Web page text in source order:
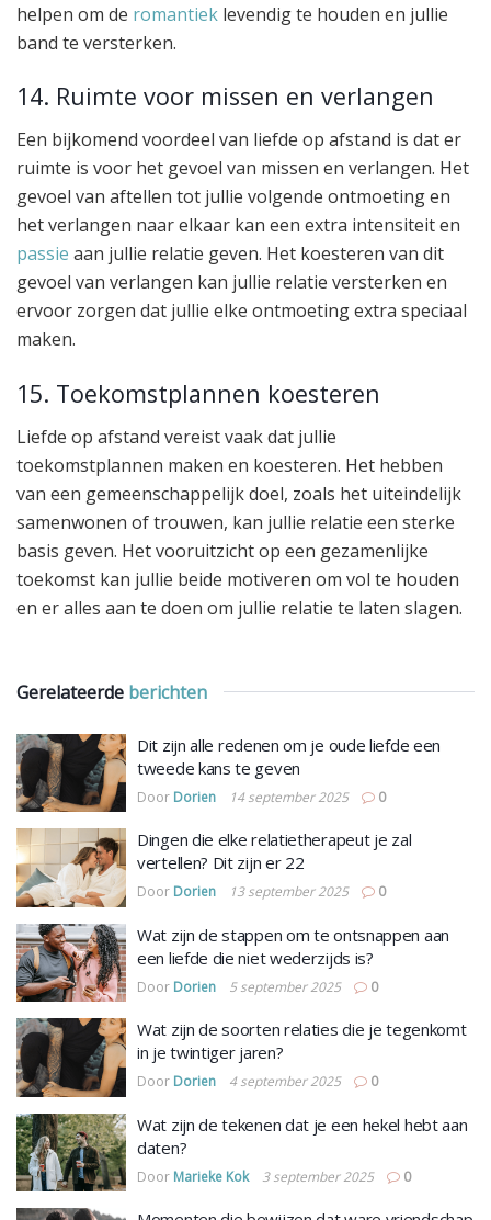
helpen om de romantiek levendig te houden en jullie
band te versterken.
14. Ruimte voor missen en verlangen
Een bijkomend voordeel van liefde op afstand is dat er
ruimte is voor het gevoel van missen en verlangen. Het
gevoel van aftellen tot jullie volgende ontmoeting en
het verlangen naar elkaar kan een extra intensiteit en
passie aan jullie relatie geven. Het koesteren van dit
gevoel van verlangen kan jullie relatie versterken en
ervoor zorgen dat jullie elke ontmoeting extra speciaal
maken.
15. Toekomstplannen koesteren
Liefde op afstand vereist vaak dat jullie
toekomstplannen maken en koesteren. Het hebben
van een gemeenschappelijk doel, zoals het uiteindelijk
samenwonen of trouwen, kan jullie relatie een sterke
basis geven. Het vooruitzicht op een gezamenlijke
toekomst kan jullie beide motiveren om vol te houden
en er alles aan te doen om jullie relatie te laten slagen.
Gerelateerde berichten
Dit zijn alle redenen om je oude liefde een
tweede kans te geven
Door Dorien 14 september 2025 0
Dingen die elke relatietherapeut je zal
vertellen? Dit zijn er 22
Door Dorien 13 september 2025 0
Wat zijn de stappen om te ontsnappen aan
een liefde die niet wederzijds is?
Door Dorien 5 september 2025 0
Wat zijn de soorten relaties die je tegenkomt
in je twintiger jaren?
Door Dorien 4 september 2025 0
Wat zijn de tekenen dat je een hekel hebt aan
daten?
Door Marieke Kok 3 september 2025 0